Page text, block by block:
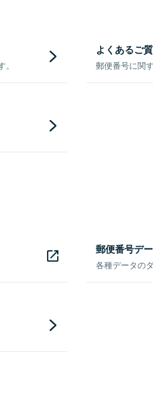
よくあるご
郵便番号に関
郵便番号デ
各種データの